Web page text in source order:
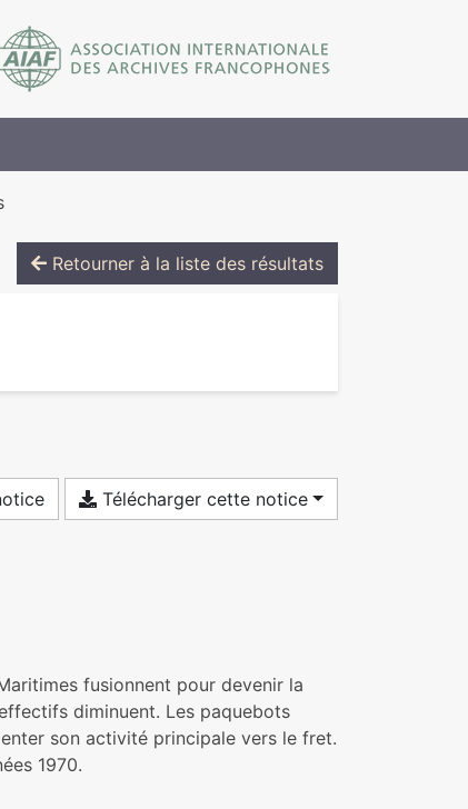
Retourner à la liste des résultats
Télécharger cette notice
fusionnent pour devenir la
diminuent. Les paquebots
son activité principale vers le fret.
1970.